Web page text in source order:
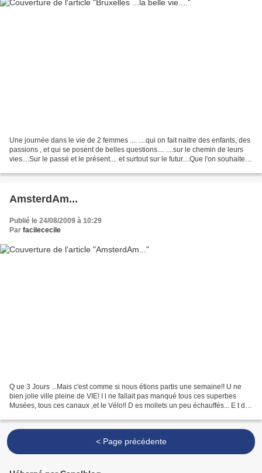
Une journée dans le vie de 2 femmes .... ....qui on fait naitre des enfants, des
passions , et qui se posent de belles questions.... ....sur le chemin de leurs
vies....Sur le passé et le présent.... et surtout sur le futur....Que l'on souhaite
AmsterdAm...
Publié le 24/08/2009 à 10:29
Par facilececile
Q ue 3 Jours ...Mais c'est comme si nous étions partis une semaine!! U ne
bien jolie ville pleine de VIE! I l ne fallait pas manqué tous ces superbes
Musées, tous ces canaux ,et le Vélo!! D es mollets un peu échauffés... E t de
< Page précédente